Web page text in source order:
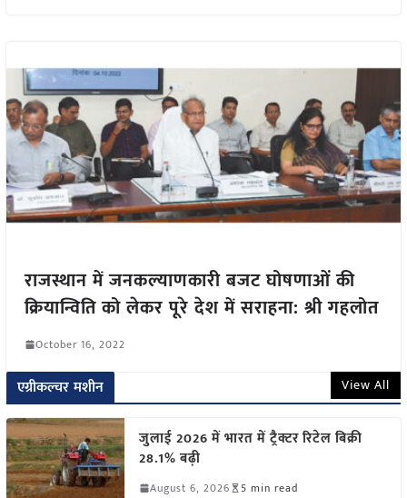
राजस्थान में जनकल्याणकारी बजट घोषणाओं की
क्रियान्विति को लेकर पूरे देश में सराहना: श्री गहलोत
October 16, 2022
एग्रीकल्चर मशीन View All
जुलाई 2026 में भारत में ट्रैक्टर रिटेल बिक्री
28.1% बढ़ी
August 6, 2026 5 min read